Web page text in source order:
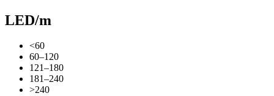
LED/m
<60
60–120
121–180
181–240
>240